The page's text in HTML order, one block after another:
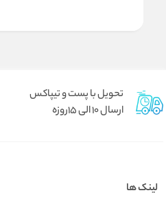
تحویل با پست و تیپاکس
ارسال 10 الی 15روزه
لینک ها